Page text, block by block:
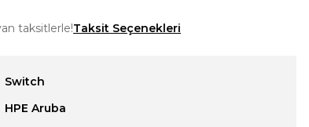
taksitlerle!Taksit Seçenekleri
Switch
HPE Aruba